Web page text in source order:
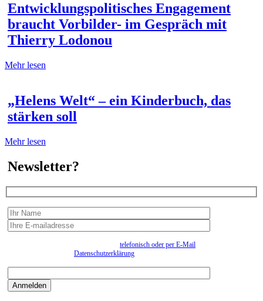
Entwicklungspolitisches Engagement
braucht Vorbilder- im Gespräch mit
Thierry Lodonou
Mehr lesen
„Helens Welt“ – ein Kinderbuch, das
stärken soll
Mehr lesen
Newsletter?
telefonisch oder per E-Mail
Datenschutzerklärung